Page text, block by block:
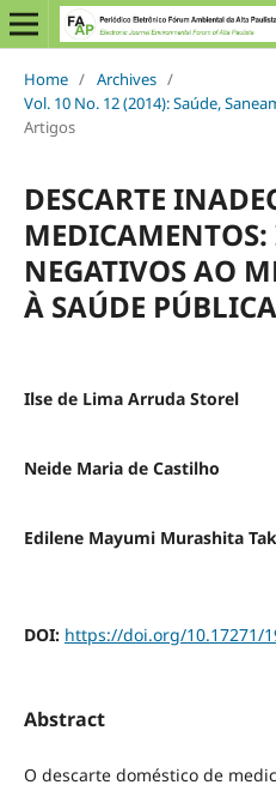
Home / Archives /
Vol. 10 No. 12 (2014): Saúde,
Artigos
DESCARTE
NEGATIVOS AO
À SAÚDE PÚBLICA
Ilse de Lima Arruda Storel
Neide Maria de Castilho
Edilene Mayumi Murashita
DOI: https://doi.org/10.17271/
Abstract
O descarte doméstico de